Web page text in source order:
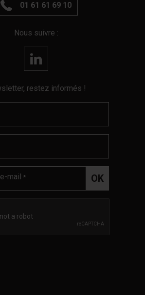
01 61 61 69 10
Nous suivre :
restez informés !
mail *